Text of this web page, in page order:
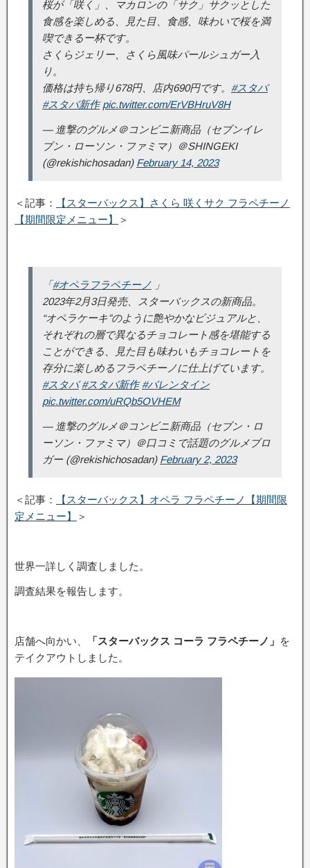
桜が「咲く」、マカロンの「サク」サクッとした
食感を楽しめる、見た目、食感、味わいで桜を満
喫できるー杯です。
さくらジェリー、さくら風味パールシュガー入
り。
価格は持ち帰り678円、店内690円です。 #スタバ
#スタバ新作 pic.twitter.com/ErVBHruV8H
— 進撃のグルメ＠コンビニ新商品（セブンイレ
ブン・ローソン・ファミマ）＠SHINGEKI
(@rekishichosadan) February 14, 2023
＜記事：
【スターバックス】さくら 咲くサク フラペチーノ
【期間限定メニュー】
＞
「#オペラフラペチーノ 」
2023年2月3日発売、スターバックスの新商品。
“オペラケーキ”のように艶やかなビジュアルと、
それぞれの層で異なるチョコレート感を堪能する
ことができる、見た目も味わいもチョコレートを
存分に楽しめるフラペチーノに仕上げています。
#スタバ #スタバ新作 #バレンタイン
pic.twitter.com/uRQb5OVHEM
— 進撃のグルメ＠コンビニ新商品（セブン・ロ
ーソン・ファミマ）＠口コミで話題のグルメブロ
ガー (@rekishichosadan) February 2, 2023
＜記事：
【スターバックス】オペラ フラペチーノ【期間限
定メニュー】
＞
世界一詳しく調査しました。
調査結果を報告します。
店舗へ向かい、 「スターバックス コーラ フラペチーノ」 を
テイクアウトしました。